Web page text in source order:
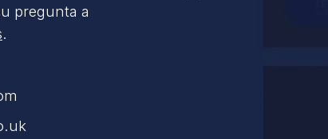
pregunta a
.